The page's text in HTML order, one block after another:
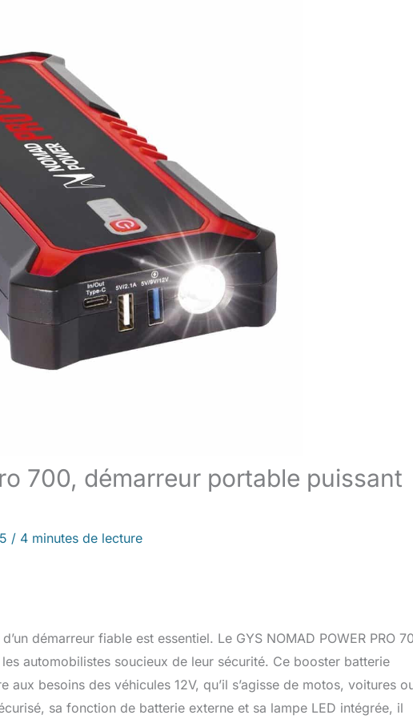
700, démarreur portable puissant
/ 4 minutes de lecture
démarreur fiable est essentiel. Le GYS NOMAD POWER PRO
automobilistes soucieux de leur sécurité. Ce booster batterie
besoins des véhicules 12V, qu’il s’agisse de motos, voitures
sa fonction de batterie externe et sa lampe LED intégrée, il